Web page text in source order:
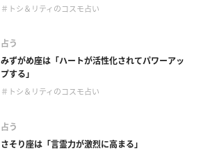
＃トシ＆リティのコスモ占い
占う
みずがめ座は「ハートが活性化されてパワーアッ
プする」
＃トシ＆リティのコスモ占い
占う
さそり座は「言霊力が激烈に高まる」